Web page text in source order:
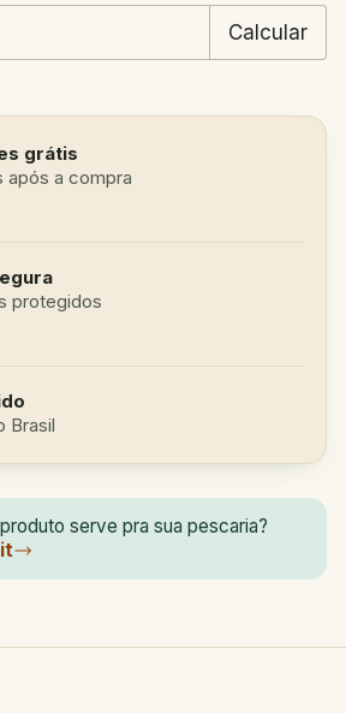
Calcular
grátis
após a compra
protegidos
Brasil
serve pra sua pescaria?